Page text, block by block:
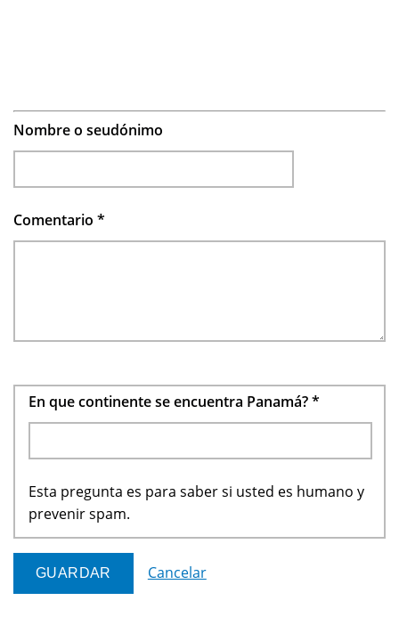
Nombre o seudónimo
Comentario *
En que continente se encuentra Panamá?*
Esta pregunta es para saber si usted es humano y
prevenir spam.
Cancelar